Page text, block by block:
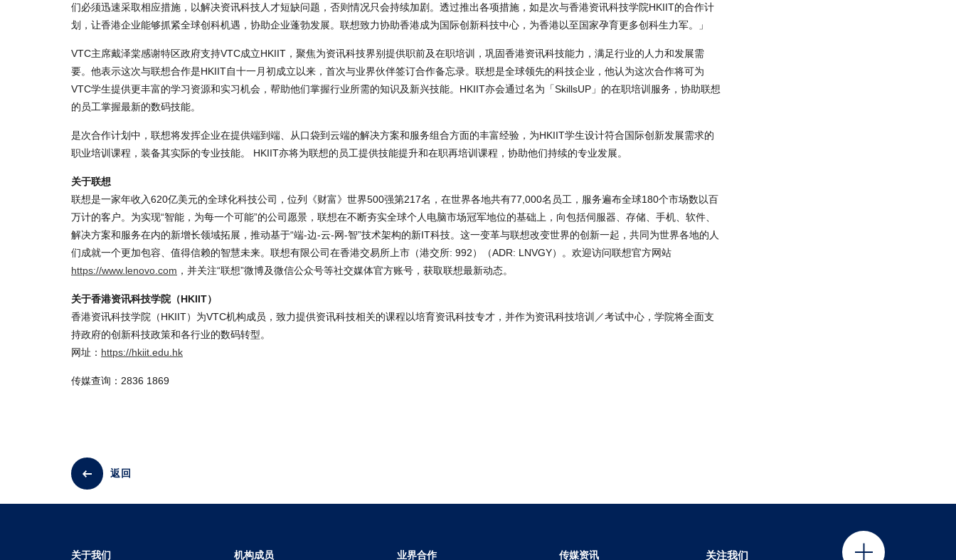
们必须迅速采取相应措施，以解决资讯科技人才短缺问题，否则情况只会持续加剧。透过推出各项措施，如是次与香港资讯科技学院HKIIT的合作计
划，让香港企业能够抓紧全球创科机遇，协助企业蓬勃发展。联想致力协助香港成为国际创新科技中心，为香港以至国家孕育更多创科生力军。」
VTC主席戴泽棠感谢特区政府支持VTC成立HKIIT，聚焦为资讯科技界别提供职前及在职培训，巩固香港资讯科技能力，满足行业的人力和发展需
要。他表示这次与联想合作是HKIIT自十一月初成立以来，首次与业界伙伴签订合作备忘录。联想是全球领先的科技企业，他认为这次合作将可为
VTC学生提供更丰富的学习资源和实习机会，帮助他们掌握行业所需的知识及新兴技能。HKIIT亦会通过名为「SkillsUP」的在职培训服务，协助联想
的员工掌握最新的数码技能。
是次合作计划中，联想将发挥企业在提供端到端、从口袋到云端的解决方案和服务组合方面的丰富经验，为HKIIT学生设计符合国际创新发展需求的
职业培训课程，装备其实际的专业技能。 HKIIT亦将为联想的员工提供技能提升和在职再培训课程，协助他们持续的专业发展。
关于联想
联想是一家年收入620亿美元的全球化科技公司，位列《财富》世界500强第217名，在世界各地共有77,000名员工，服务遍布全球180个市场数以百
万计的客户。为实现“智能，为每一个可能”的公司愿景，联想在不断夯实全球个人电脑市场冠军地位的基础上，向包括伺服器、存储、手机、软件、
解决方案和服务在内的新增长领域拓展，推动基于“端-边-云-网-智”技术架构的新IT科技。这一变革与联想改变世界的创新一起，共同为世界各地的人
们成就一个更加包容、值得信赖的智慧未来。联想有限公司在香港交易所上市（港交所: 992）（ADR: LNVGY）。欢迎访问联想官方网站
https://www.lenovo.com ，并关注“联想”微博及微信公众号等社交媒体官方账号，获取联想最新动态。
关于香港资讯科技学院（HKIIT）
香港资讯科技学院（HKIIT）为VTC机构成员，致力提供资讯科技相关的课程以培育资讯科技专才，并作为资讯科技培训／考试中心，学院将全面支
持政府的创新科技政策和各行业的数码转型。
网址： https://hkiit.edu.hk
传媒查询：2836 1869
返回
关注我们
关于我们 机构成员 业界合作 传媒资讯